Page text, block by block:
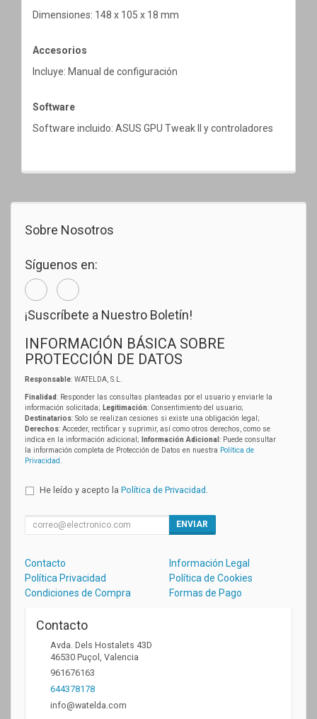
Dimensiones: 148 x 105 x 18 mm
Accesorios
Incluye: Manual de configuración
Software
Software incluido: ASUS GPU Tweak II y controladores
Sobre Nosotros
Síguenos en:
¡Suscríbete a Nuestro Boletín!
INFORMACIÓN BÁSICA SOBRE
PROTECCIÓN DE DATOS
Responsable: WATELDA, S.L.
Finalidad: Responder las consultas planteadas por el usuario y enviarle la
información solicitada; Legitimación: Consentimiento del usuario;
Destinatarios: Solo se realizan cesiones si existe una obligación legal;
Derechos: Acceder, rectificar y suprimir, así como otros derechos, como se
indica en la información adicional;
Información Adicional : Puede consultar
la información completa de Protección de Datos en nuestra Política de
Privacidad
He leído y acepto la Política de Privacidad
ENVIAR
Contacto
Información Legal
Política Privacidad
Política de Cookies
Condiciones de Compra
Formas de Pago
Contacto
Avda. Dels Hostalets 43D
46530 Puçol Valencia
961676163
644378178
info@watelda.com